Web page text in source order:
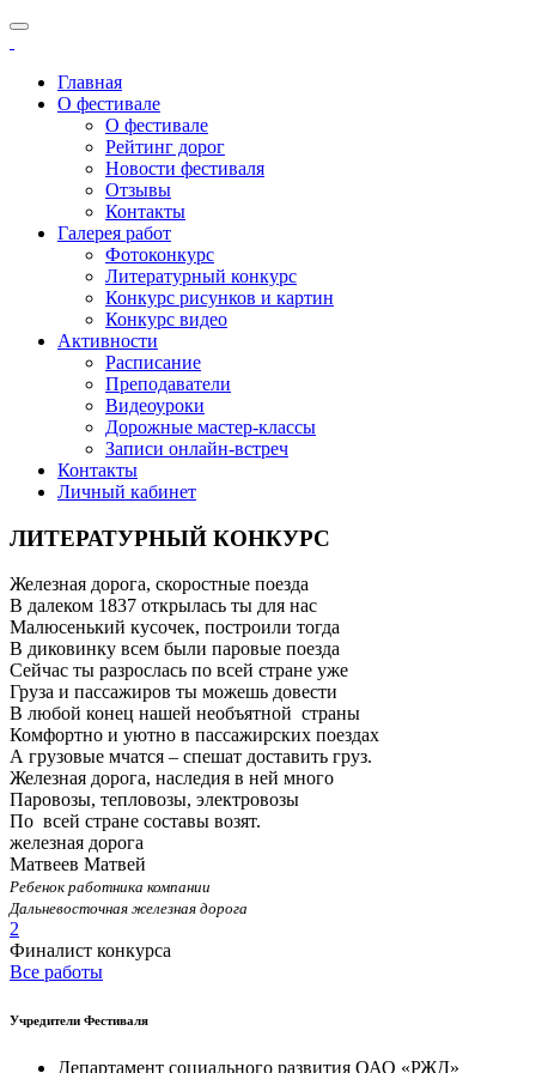
Главная
О фестивале
О фестивале
Рейтинг дорог
Новости фестиваля
Отзывы
Контакты
Галерея работ
Фотоконкурс
Литературный конкурс
Конкурс рисунков и картин
Конкурс видео
Активности
Расписание
Преподаватели
Видеоуроки
Дорожные мастер-классы
Записи онлайн-встреч
Контакты
Личный кабинет
ЛИТЕРАТУРНЫЙ КОНКУРС
Железная дорога, скоростные поезда
В далеком 1837 открылась ты для нас
Малюсенький кусочек, построили тогда
В диковинку всем были паровые поезда
Сейчас ты разрослась по всей стране уже
Груза и пассажиров ты можешь довести
В любой конец нашей необъятной страны
Комфортно и уютно в пассажирских поездах
А грузовые мчатся – спешат доставить груз.
Железная дорога, наследия в ней много
Паровозы, тепловозы, электровозы
По всей стране составы возят.
железная дорога
Матвеев Матвей
Ребенок работника компании
Дальневосточная железная дорога
2
Финалист конкурса
Все работы
Учредители Фестиваля
Департамент социального развития ОАО «РЖД»